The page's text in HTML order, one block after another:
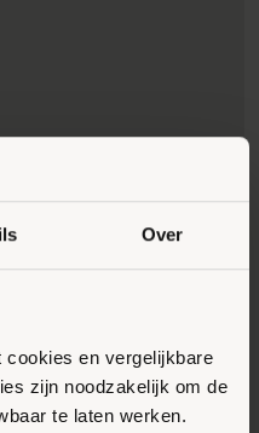
Over
cookies en vergelijkbare
zijn noodzakelijk om de
te laten werken.
Toon alle data